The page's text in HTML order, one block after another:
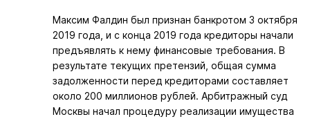
Максим Фалдин был признан банкротом 3 октября
2019 года, и с конца 2019 года кредиторы начали
предъявлять к нему финансовые требования. В
результате текущих претензий, общая сумма
задолженности перед кредиторами составляет
около 200 миллионов рублей. Арбитражный суд
Москвы начал процедуру реализации имущества